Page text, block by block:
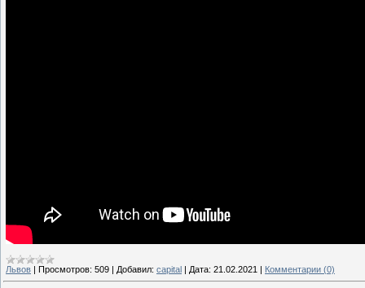
Львов | Просмотров: 509 | Добавил: capital | Дата: 21.02.2021 | Комментарии (0)